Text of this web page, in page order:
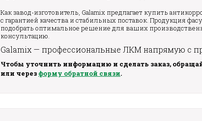
Как завод-изготовитель, Galamix предлагает купить
с гарантией качества и стабильных поставок. Продукция
подобрать оптимальное решение для ваших
консультацию.
Galamix — профессиональные ЛКМ напрямую с
Чтобы уточнить информацию и сделать заказ,
или через форму обратной связи.